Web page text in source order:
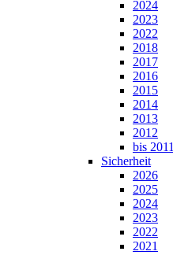
2024
2023
2022
2018
2017
2016
2015
2014
2013
2012
bis 2011
Sicherheit
2026
2025
2024
2023
2022
2021